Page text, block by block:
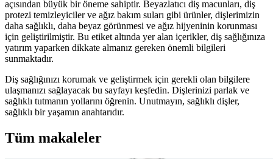
açısından büyük bir öneme sahiptir. Beyazlatıcı diş macunları, diş
protezi temizleyiciler ve ağız bakım suları gibi ürünler, dişlerimizin
daha sağlıklı, daha beyaz görünmesi ve ağız hijyeninin korunması
için geliştirilmiştir. Bu etiket altında yer alan içerikler, diş sağlığınıza
yatırım yaparken dikkate almanız gereken önemli bilgileri
sunmaktadır.
Diş sağlığınızı korumak ve geliştirmek için gerekli olan bilgilere
ulaşmanızı sağlayacak bu sayfayı keşfedin. Dişlerinizi parlak ve
sağlıklı tutmanın yollarını öğrenin. Unutmayın, sağlıklı dişler,
sağlıklı bir yaşamın anahtarıdır.
Tüm makaleler